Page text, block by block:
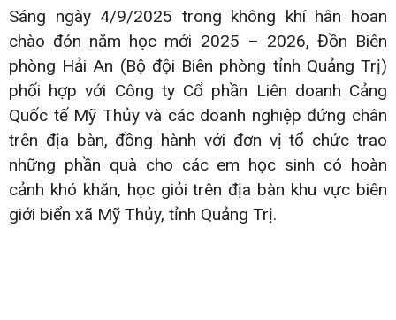
Sáng ngày 4/9/2025 trong không khí hân hoan
chào đón năm học mới 2025 – 2026, Đồn Biên
phòng Hải An (Bộ đội Biên phòng tỉnh Quảng Trị)
phối hợp với Công ty Cổ phần Liên doanh Cảng
Quốc tế Mỹ Thủy và các doanh nghiệp đứng chân
trên địa bàn, đồng hành với đơn vị tổ chức trao
những phần quà cho các em học sinh có hoàn
cảnh khó khăn, học giỏi trên địa bàn khu vực biên
giới biển xã Mỹ Thủy, tỉnh Quảng Trị.